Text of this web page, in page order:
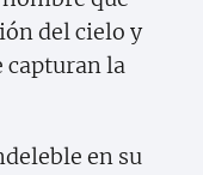
del cielo y
capturan la
en su